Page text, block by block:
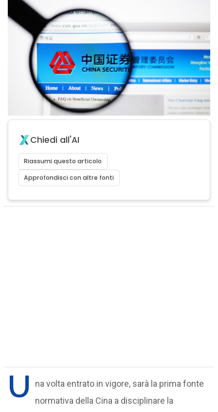
Chiedi all'AI
Riassumi questo articolo
Approfondisci con altre fonti
U
na volta entrato in vigore, sarà la prima fonte
normativa della Cina a disciplinare la